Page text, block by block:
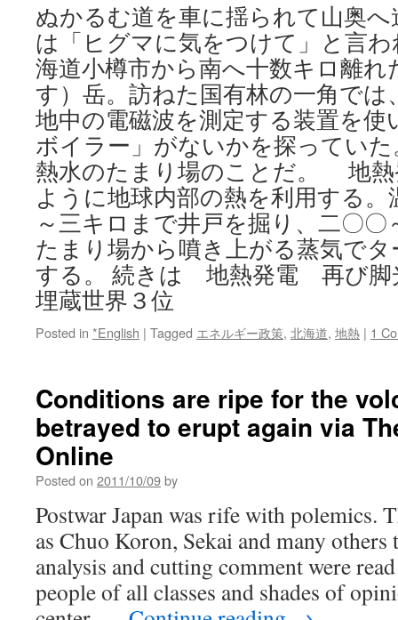
ぬかるむ道を車に揺られて山奥
は「ヒグマに気をつけて」と言
海道小樽市から南へ十数キロ離れ
す）岳。訪ねた国有林の一角では
地中の電磁波を測定する装置を使
ボイラー」がないかを探ってい
熱水のたまり場のことだ。 地熱
ように地球内部の熱を利用する
～三キロまで井戸を掘り、二〇
たまり場から噴き上がる蒸気で
する。 続きは 地熱発電 再び
埋蔵世界３位
Posted in *English | Tagged エネルギー政策, 北海道, 地熱 | 1
Conditions are ripe for the
betrayed to erupt again via
Online
Posted on 2011/10/09by
Postwar Japan was rife with polemics.
as Chuo Koron, Sekai and many
analysis and cutting comment were
people of all classes and shades of